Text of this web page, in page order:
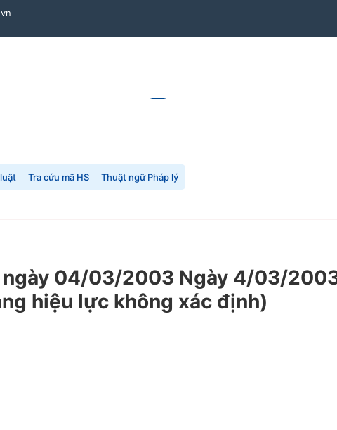
Tra cứu mã HS Thuật ngữ Pháp lý
04/03/2003 Ngày 4/03/
hiệu lực không xác định)